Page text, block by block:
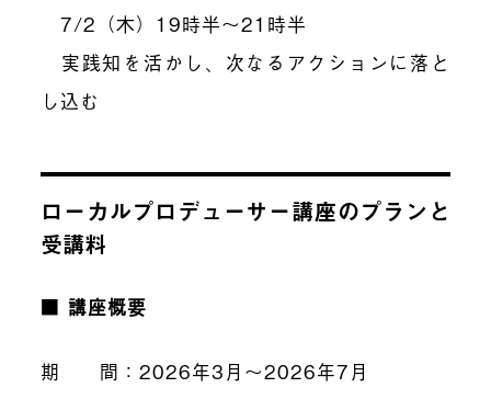
7/2（木）19時半〜21時半
実践知を活かし、次なるアクションに落と
し込む
ローカルプロデューサー講座のプランと
受講料
■ 講座概要
期 間：2026年3月～2026年7月